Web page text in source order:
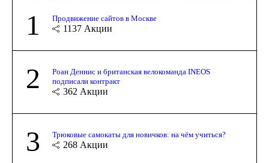
1 Продвижение сайтов в Москве
1137 Акции
2
Роан Деннис и британская велокоманда INEOS
подписали контракт
362 Акции
3 Трюковые самокаты для новичков: на чём учиться?
268 Акции